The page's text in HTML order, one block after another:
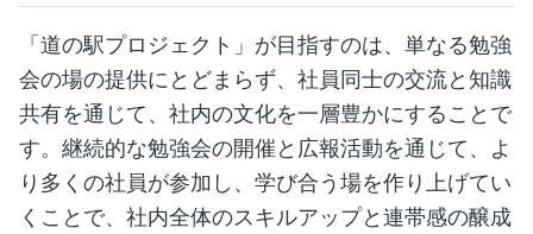
「道の駅プロジェクト」が目指すのは、単なる勉強
会の場の提供にとどまらず、社員同士の交流と知識
共有を通じて、社内の文化を一層豊かにすることで
す。継続的な勉強会の開催と広報活動を通じて、よ
り多くの社員が参加し、学び合う場を作り上げてい
くことで、社内全体のスキルアップと連帯感の醸成